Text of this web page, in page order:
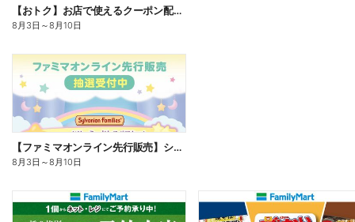
【おトク】お店で使えるクーポン配信中
8月3日 ～8月10日
【ファミマオンライン先行販売】シルバニアファミリー
8月3日 ～8月10日